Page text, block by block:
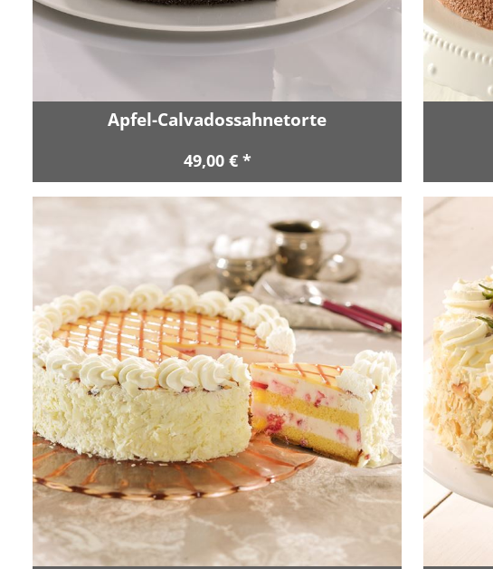
Apfel-Calvadossahnetorte
49,00 € *